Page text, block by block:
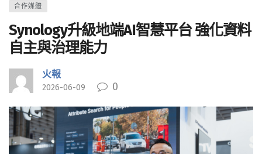
合作媒體
Synology升級地端AI智慧平台 強化資料
自主與治理能力
火報
2026-06-09 0